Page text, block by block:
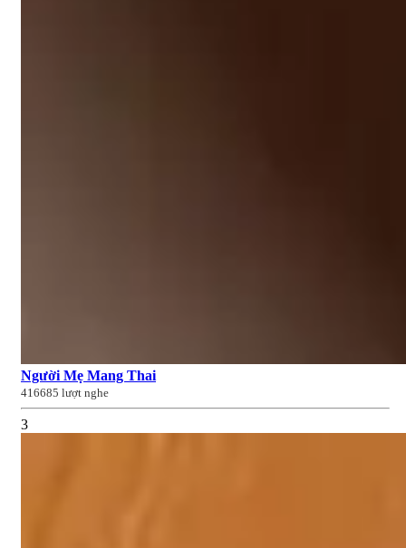
Người Mẹ Mang Thai
416685 lượt nghe
3